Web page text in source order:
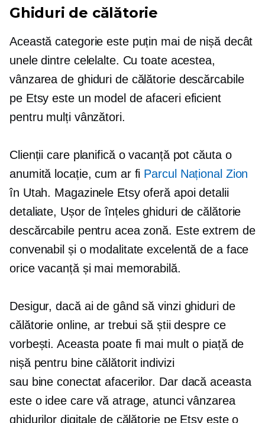
Ghiduri de călătorie
Această categorie este puțin mai de nișă decât
unele dintre celelalte. Cu toate acestea,
vânzarea de ghiduri de călătorie descărcabile
pe Etsy este un model de afaceri eficient
pentru mulți vânzători.
Clienții care planifică o vacanță pot căuta o
anumită locație, cum ar fi Parcul Național Zion
în Utah. Magazinele Etsy oferă apoi detalii
detaliate, Ușor de înțelesghiduri de călătorie
descărcabile pentru acea zonă. Este extrem de
convenabil și o modalitate excelentă de a face
orice vacanță și mai memorabilă.
Desigur, dacă ai de gând să vinzi ghiduri de
călătorie online, ar trebui să știi despre ce
vorbești. Aceasta poate fi mai mult o piață de
nișă pentru bine călătoritindivizi
sau bine conectat afacerilor. Dar dacă aceasta
este o idee care vă atrage, atunci vânzarea
ghidurilor digitale de călătorie pe Etsy este o